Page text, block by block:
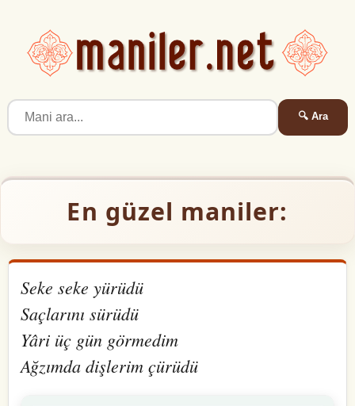
🔍 Ara
En güzel maniler:
Seke seke yürüdü
Saçlarını sürüdü
Yâri üç gün görmedim
Ağzımda dişlerim çürüdü